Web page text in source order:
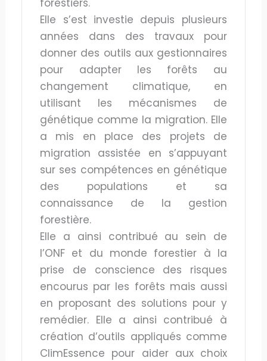
Elle s’est investie depuis plusieurs
années dans des travaux pour
donner des outils aux gestionnaires
pour adapter les forêts au
changement climatique, en
utilisant les mécanismes de
génétique comme la migration. Elle
a mis en place des projets de
migration assistée en s’appuyant
sur ses compétences en génétique
des populations et sa
connaissance de la gestion
forestière.
Elle a ainsi contribué au sein de
l’ONF et du monde forestier à la
prise de conscience des risques
encourus par les forêts mais aussi
en proposant des solutions pour y
remédier. Elle a ainsi contribué à
création d’outils appliqués comme
ClimEssence pour aider aux choix